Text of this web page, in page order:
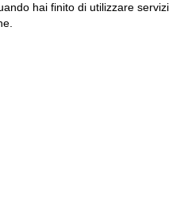
hai finito di utilizzare servizi